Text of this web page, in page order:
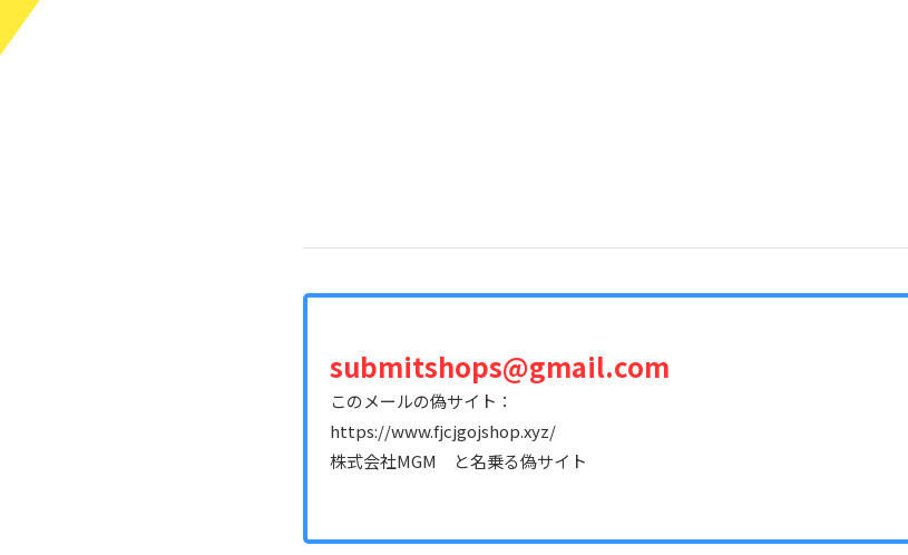
submitshops@gmail.com
このメールの偽サイト：
https://www.fjcjgojshop.xyz/
株式会社MGM と名乗る偽サイト